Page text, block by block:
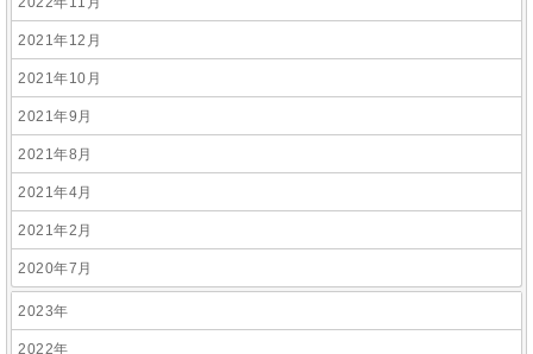
2021年12月
2021年10月
2021年9月
2021年8月
2021年4月
2021年2月
2020年7月
2023年
2022年